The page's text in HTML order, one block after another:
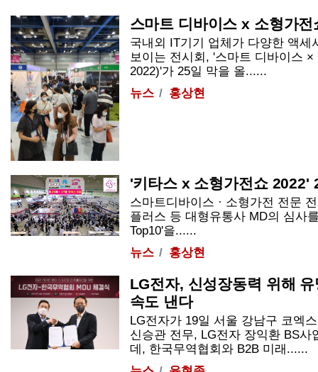
스마트 디바이스 x 소형가
국내외 IT기기 업체가 다양한 액세
보이는 전시회, '스마트 디바이스 ×
2022)'가 25일 막을 올......
뉴스
홍상현
'키타스 x 소형가전쇼 2022'
스마트디바이스 · 소형가전 전문
플러스 등 대형유통사 MD의 심사
Top10'을......
뉴스
홍상현
LG전자, 신성장동력 위해
속도 낸다
LG전자가 19일 서울 강남구 코엑
신승관 전무, LG전자 장익환 BS사
데, 한국무역협회와 B2B 미래......